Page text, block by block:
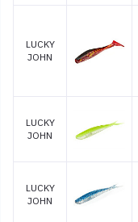
LUCKY
JOHN
LUCKY
JOHN
LUCKY
JOHN